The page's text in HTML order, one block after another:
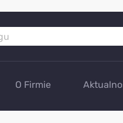
O Firmie